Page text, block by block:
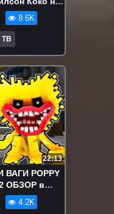
8.6K
ТВ
22:13
POPPY
2 ОБЗОР в
4.2K